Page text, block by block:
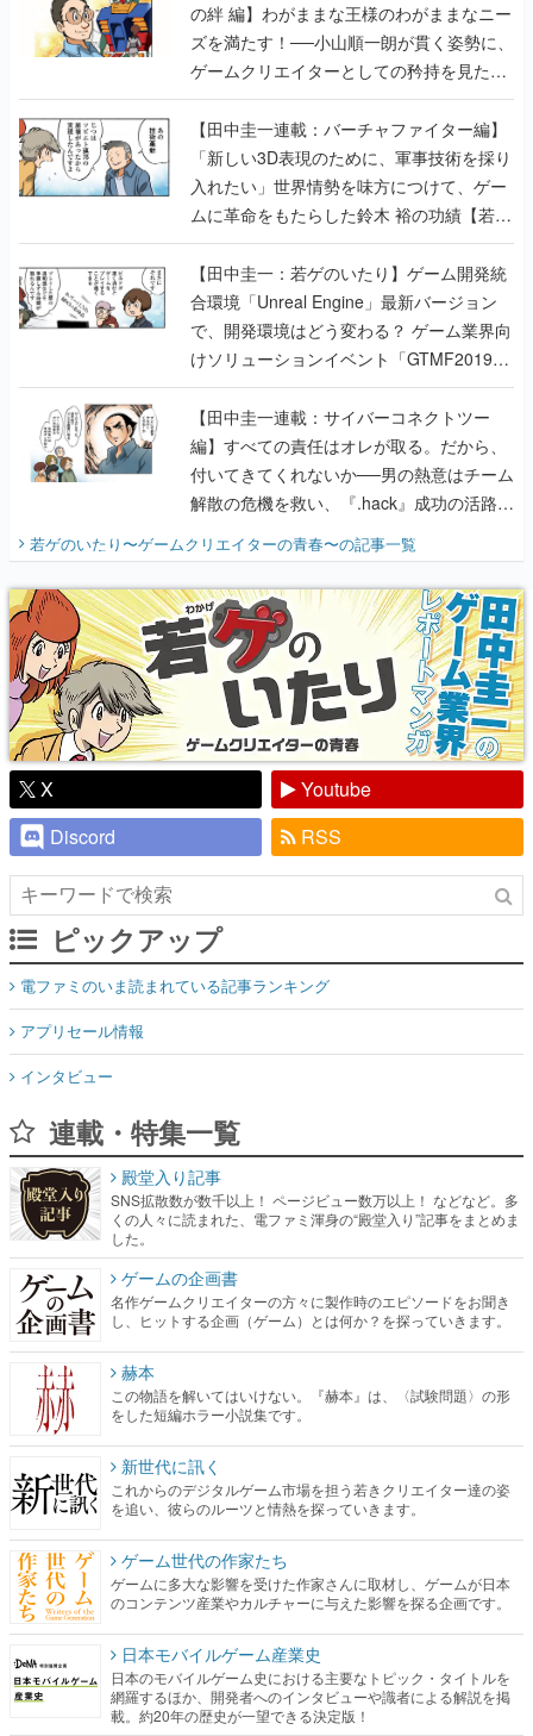
の絆 編】わがままな王様のわがままなニー
ズを満たす！──小山順一朗が貫く姿勢に、
ゲームクリエイターとしての矜持を見た
【若ゲのいたり最終回】
【田中圭一連載：バーチャファイター編】
「新しい3D表現のために、軍事技術を採り
入れたい」世界情勢を味方につけて、ゲー
ムに革命をもたらした鈴木 裕の功績【若ゲ
のいたり】
【田中圭一：若ゲのいたり】ゲーム開発統
合環境「Unreal Engine」最新バージョン
で、開発環境はどう変わる？ ゲーム業界向
けソリューションイベント「GTMF2019」
に行って、より理解を深めよう【PR】
【田中圭一連載：サイバーコネクトツー
編】すべての責任はオレが取る。だから、
付いてきてくれないか──男の熱意はチーム
解散の危機を救い、『.hack』成功の活路を
開く。業界の快男児・松山 洋に流れる血は
『少年ジャンプ』色だった【若ゲのいた
り】
若ゲのいたり〜ゲームクリエイターの青春〜の記事一覧
X
Youtube
Discord
RSS
ピックアップ
電ファミのいま読まれている記事ランキング
アプリセール情報
インタビュー
連載・特集一覧
殿堂入り記事
SNS拡散数が数千以上！ ページビュー数万以上！ などなど。多
くの人々に読まれた、電ファミ渾身の“殿堂入り”記事をまとめま
した。
ゲームの企画書
名作ゲームクリエイターの方々に製作時のエピソードをお聞き
し、ヒットする企画（ゲーム）とは何か？を探っていきます。
赫本
この物語を解いてはいけない。『赫本』は、〈試験問題〉の形
をした短編ホラー小説集です。
新世代に訊く
これからのデジタルゲーム市場を担う若きクリエイター達の姿
を追い、彼らのルーツと情熱を探っていきます。
ゲーム世代の作家たち
ゲームに多大な影響を受けた作家さんに取材し、ゲームが日本
のコンテンツ産業やカルチャーに与えた影響を探る企画です。
日本モバイルゲーム産業史
日本のモバイルゲーム史における主要なトピック・タイトルを
網羅するほか、開発者へのインタビューや識者による解説を掲
載。約20年の歴史が一望できる決定版！